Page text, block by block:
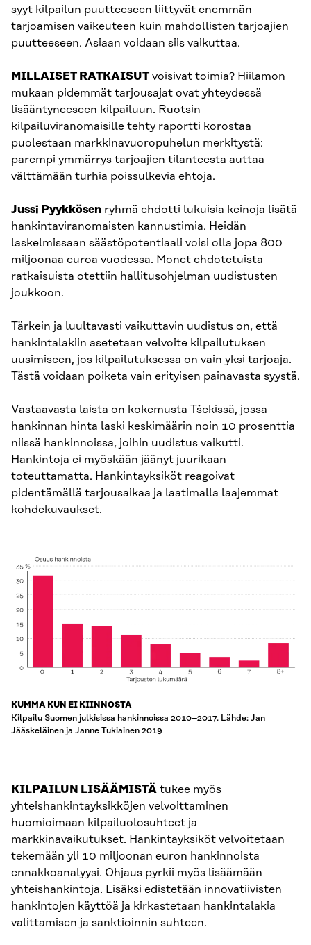
syyt kilpailun puutteeseen liittyvät enemmän
tarjoamisen vaikeuteen kuin mahdollisten tarjoajien
puutteeseen. Asiaan voidaan siis vaikuttaa.
MILLAISET RATKAISUT voisivat toimia? Hiilamon
mukaan pidemmät tarjousajat ovat yhteydessä
lisääntyneeseen kilpailuun. Ruotsin
kilpailuviranomaisille tehty raportti korostaa
puolestaan markkinavuoropuhelun merkitystä:
parempi ymmärrys tarjoajien tilanteesta auttaa
välttämään turhia poissulkevia ehtoja.
Jussi Pyykkösen ryhmä ehdotti lukuisia keinoja lisätä
hankintaviranomaisten kannustimia. Heidän
laskelmissaan säästöpotentiaali voisi olla jopa 800
miljoonaa euroa vuodessa. Monet ehdotetuista
ratkaisuista otettiin hallitusohjelman uudistusten
joukkoon.
Tärkein ja luultavasti vaikuttavin uudistus on, että
hankintalakiin asetetaan velvoite kilpailutuksen
uusimiseen, jos kilpailutuksessa on vain yksi tarjoaja.
Tästä voidaan poiketa vain erityisen painavasta syystä.
Vastaavasta laista on kokemusta Tšekissä, jossa
hankinnan hinta laski keskimäärin noin 10 prosenttia
niissä hankinnoissa, joihin uudistus vaikutti.
Hankintoja ei myöskään jäänyt juurikaan
toteuttamatta. Hankintayksiköt reagoivat
pidentämällä tarjousaikaa ja laatimalla laajemmat
kohdekuvaukset.
KUMMA KUN EI KIINNOSTA
Kilpailu Suomen julkisissa hankinnoissa 2010–2017. Lähde: Jan
Jääskeläinen ja Janne Tukiainen 2019
KILPAILUN LISÄÄMISTÄ tukee myös
yhteishankintayksikköjen velvoittaminen
huomioimaan kilpailuolosuhteet ja
markkinavaikutukset. Hankintayksiköt velvoitetaan
tekemään yli 10 miljoonan euron hankinnoista
ennakkoanalyysi. Ohjaus pyrkii myös lisäämään
yhteishankintoja. Lisäksi edistetään innovatiivisten
hankintojen käyttöä ja kirkastetaan hankintalakia
valittamisen ja sanktioinnin suhteen.